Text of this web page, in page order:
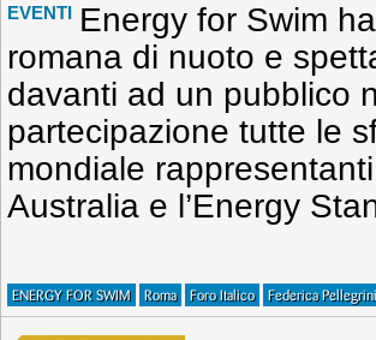
EVENTI Energy for Swim
romana di nuoto e
davanti ad un pubblico
partecipazione tutte le
mondiale
Australia e l’Energy
ENERGY FOR SWIM Roma Foro Italico Federica Pellegrini